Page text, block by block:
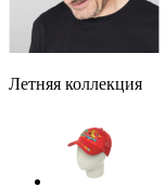
Летняя коллекция